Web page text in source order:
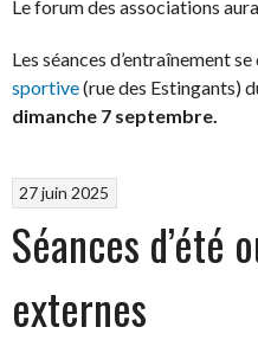
Le forum des associations
Les séances d’entraînement
sportive(rue des Estingants)
dimanche 7 septembre.
27 juin 2025
Séances d’été
externes